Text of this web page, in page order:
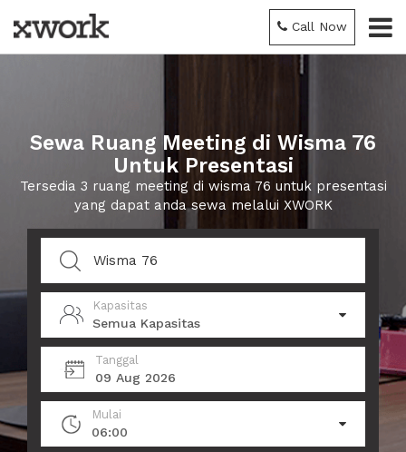
Call Now
Sewa Ruang Meeting di Wisma 76
Untuk Presentasi
Tersedia 3 ruang meeting di wisma 76 untuk presentasi
yang dapat anda sewa melalui XWORK
Kapasitas
Semua Kapasitas
Tanggal
09 Aug 2026
Mulai
06:00